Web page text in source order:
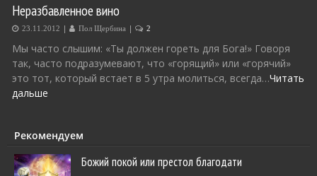
Неразбавленное вино
23.11.2012 | Пол Щербина | 2
Мы часто слышим: «Ты должен гореть для Бога!» Говоря
так, часто подразумевают, что «горящий» или «горячий»
это тот, который встает в 5 утра молиться, всегда…Читать
дальше
Рекомендуем
Божий покой или престол благодати